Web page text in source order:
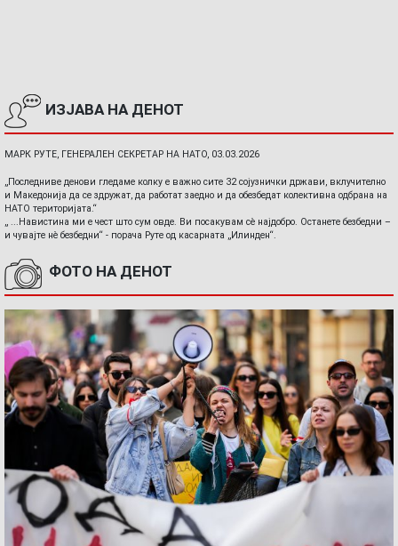
ИЗЈАВА НА ДЕНОТ
МАРК РУТЕ, ГЕНЕРАЛЕН СЕКРЕТАР НА НАТО, 03.03.2026
„Последниве денови гледаме колку е важно сите 32 сојузнички држави, вклучително
и Македонија да се здружат, да работат заедно и да обезбедат колективна одбрана на
НАТО територијата.“
„ ...Навистина ми е чест што сум овде. Ви посакувам сè најдобро. Останете безбедни –
и чувајте нè безбедни“ - порача Руте од касарната „Илинден“.
ФОТО НА ДЕНОТ